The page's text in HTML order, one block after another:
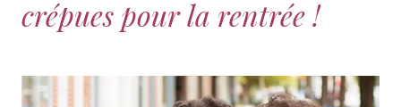
crépues pour la rentrée !